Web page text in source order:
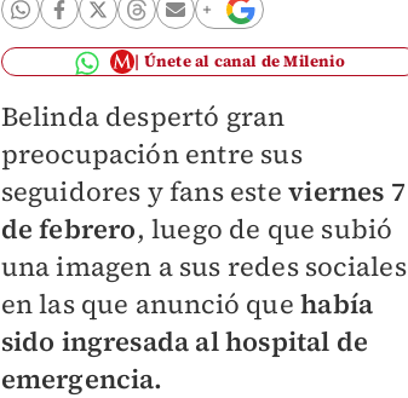
Únete al canal de Milenio
Belinda despertó gran
preocupación entre sus
seguidores y fans esteviernes 7
de febrero, luego de que subió
una imagen a sus redes sociales
en las que anunció quehabía
sido ingresada al hospital de
emergencia.